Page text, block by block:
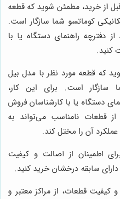
از خرید، مطمئن شوید که قطعه
کوماتسو شما سازگار است.
از دفترچه راهنمای دستگاه یا با
کنید.
که قطعه مورد نظر با مدل بیل
سازگار است. برای این کار،
دستگاه یا با کارشناسان فروش
قطعات نامناسب می‌تواند به
آن را مختل کند.
اطمینان از اصالت و کیفیت
دارای سابقه درخشان خرید کنید.
کیفیت قطعات، از مراکز معتبر و